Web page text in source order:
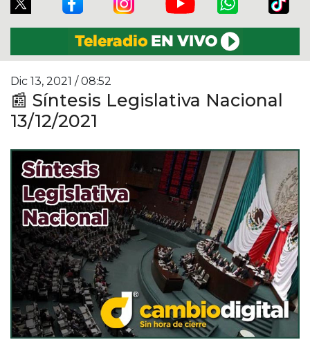
Dic 13, 2021 / 08:52
📰 Síntesis Legislativa Nacional
13/12/2021